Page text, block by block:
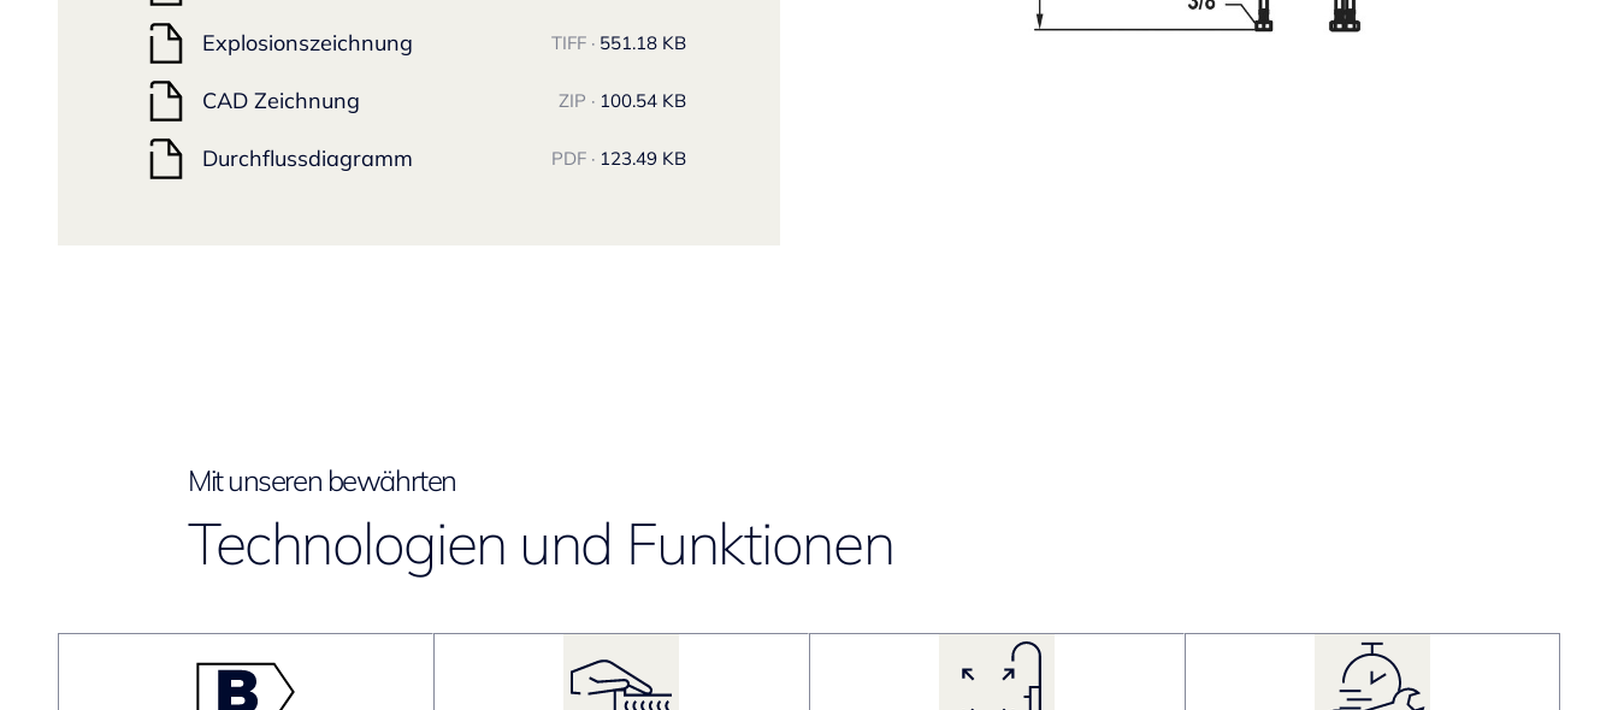
Explosionszeichnung TIFF · 551.18 KB
CAD Zeichnung ZIP · 100.54 KB
Durchflussdiagramm PDF · 123.49 KB
Mit unseren bewährten
Technologien und Funktionen